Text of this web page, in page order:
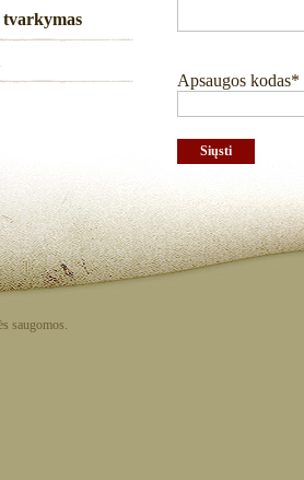
tvarkymas
Apsaugos kodas*
saugomos.